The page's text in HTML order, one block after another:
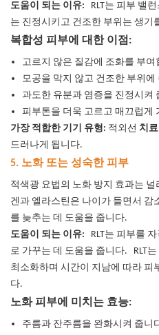
도움이 되는 이유:
RLT는 피부 밸
는 진정시키고 건조한 부위는 생기
복합성 피부에 대한 이점:
고르지 않은 질감에 조화를 부여
모공을 막지 않고 건조한 부위
과도한 유분과 염증을 진정시켜
피부톤을 더욱 고르고 매끄럽게
가장 적합한 기기 유형: 적외선 치
드러나게 됩니다.
5. 노화 또는 성숙한 피부
적색광 요법의 노화 방지 효과는
겐과 엘라스틴은 나이가 들면서 감
를 늦추는 데 도움을 줍니다.
도움이 되는 이유:
RLT는 피부를
로 가꾸는 데 도움을 줍니다.
RLT
최소화하며 시간이 지남에 따라 피
다.
노화 피부에 미치는 효능:
주름과 잔주름을 완화시켜 줍니